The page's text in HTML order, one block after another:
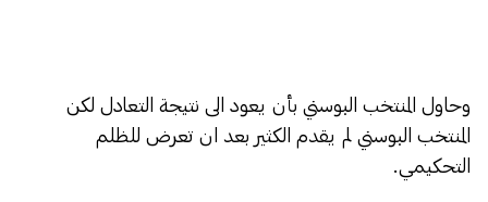
وحاول المنتخب البوسني بأن يعود الى نتيجة التعادل لكن
المنتخب البوسني لم يقدم الكثير بعد ان تعرض للظلم
التحكيمي.